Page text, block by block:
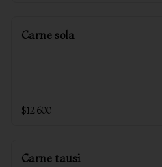
Carne sola
$12.600
Carne tausi